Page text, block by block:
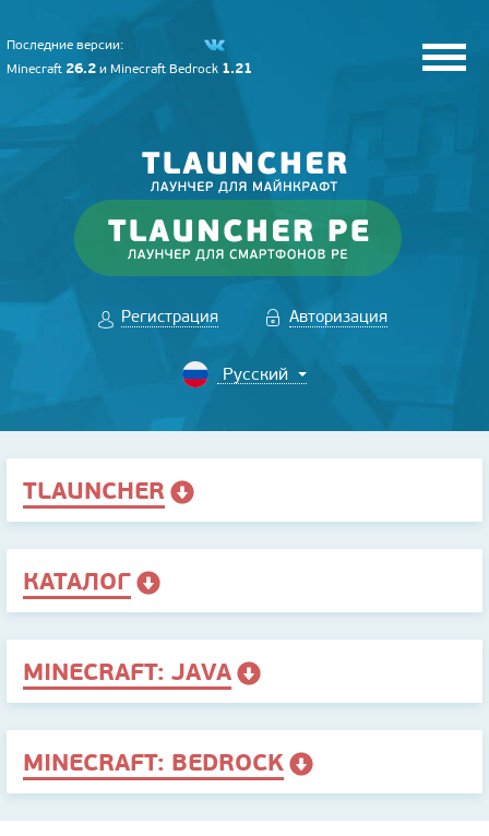
Последние версии:
Minecraft 26.2 и Minecraft Bedrock 1.21
Регистрация Авторизация
TLAUNCHER
КАТАЛОГ
MINECRAFT: JAVA
MINECRAFT: BEDROCK